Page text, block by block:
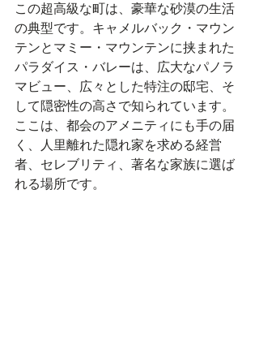
この超高級な町は、豪華な砂漠の生活
の典型です。キャメルバック・マウン
テンとマミー・マウンテンに挟まれた
パラダイス・バレーは、広大なパノラ
マビュー、広々とした特注の邸宅、そ
して隠密性の高さで知られています。
ここは、都会のアメニティにも手の届
く、人里離れた隠れ家を求める経営
者、セレブリティ、著名な家族に選ば
れる場所です。